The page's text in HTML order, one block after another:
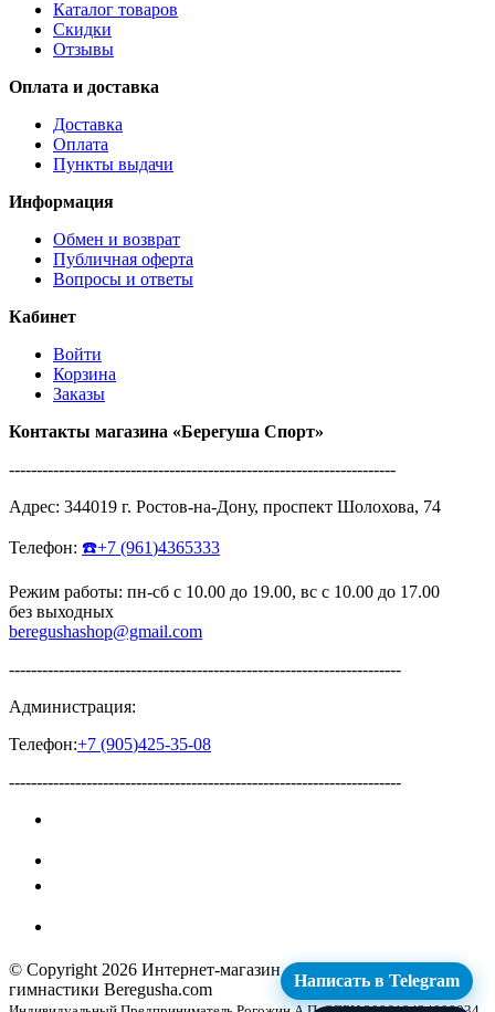
Каталог товаров
Скидки
Отзывы
Оплата и доставка
Доставка
Оплата
Пункты выдачи
Информация
Обмен и возврат
Публичная оферта
Вопросы и ответы
Кабинет
Войти
Корзина
Заказы
Контакты магазина «Берегуша Спорт»
----------------------------------------------------------------------
Адрес: 344019 г. Ростов-на-Дону, проспект Шолохова, 74
Телефон: ☎️+7 (961)4365333
Режим работы: пн-сб с 10.00 до 19.00, вс с 10.00 до 17.00
без выходных
beregushashop@gmail.com
-----------------------------------------------------------------------
Администрация:
Телефон:+7 (905)425-35-08
-----------------------------------------------------------------------
© Copyright 2026 Интернет-магазин для художественной
гимнастики Beregusha.com
Написать в Telegram